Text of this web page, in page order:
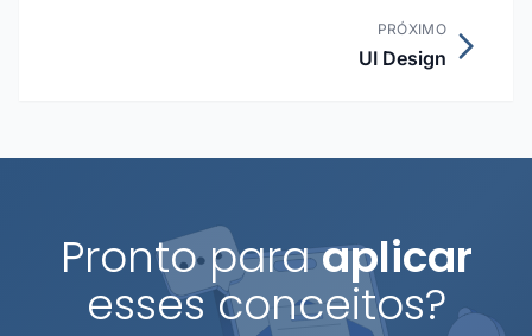
PRÓXIMO
UI Design
Pronto paraaplicar
esses conceitos?